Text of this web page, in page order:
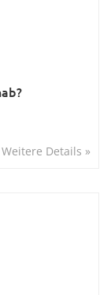
Weitere Details »